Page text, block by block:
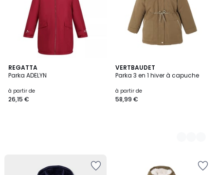
REGATTA
Parka ADELYN
à partir de
26,15 €
VERTBAUDET
Parka 3 en 1 hiver à capuche
à partir de
58,99 €
3
Couleurs